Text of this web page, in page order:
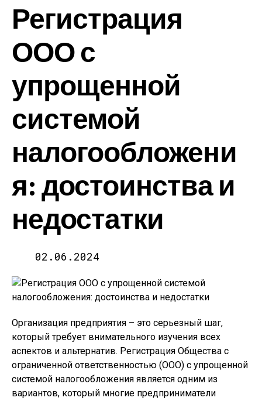
Регистрация
ООО с
упрощенной
системой
налогообложени
я: достоинства и
недостатки
02.06.2024
Организация предприятия – это серьезный шаг,
который требует внимательного изучения всех
аспектов и альтернатив. Регистрация Общества с
ограниченной ответственностью (ООО) с упрощенной
системой налогообложения является одним из
вариантов, который многие предприниматели